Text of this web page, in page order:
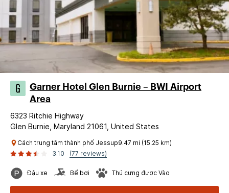
Garner Hotel Glen Burnie – BWI Airport
Area
6323 Ritchie Highway
Glen Burnie, Maryland 21061, United States
Cách trung tâm thành phố Jessup9.47 mi (15.25 km)
3.10
(77 reviews)
Đậu xe Bể bơi Thú cưng được Vào